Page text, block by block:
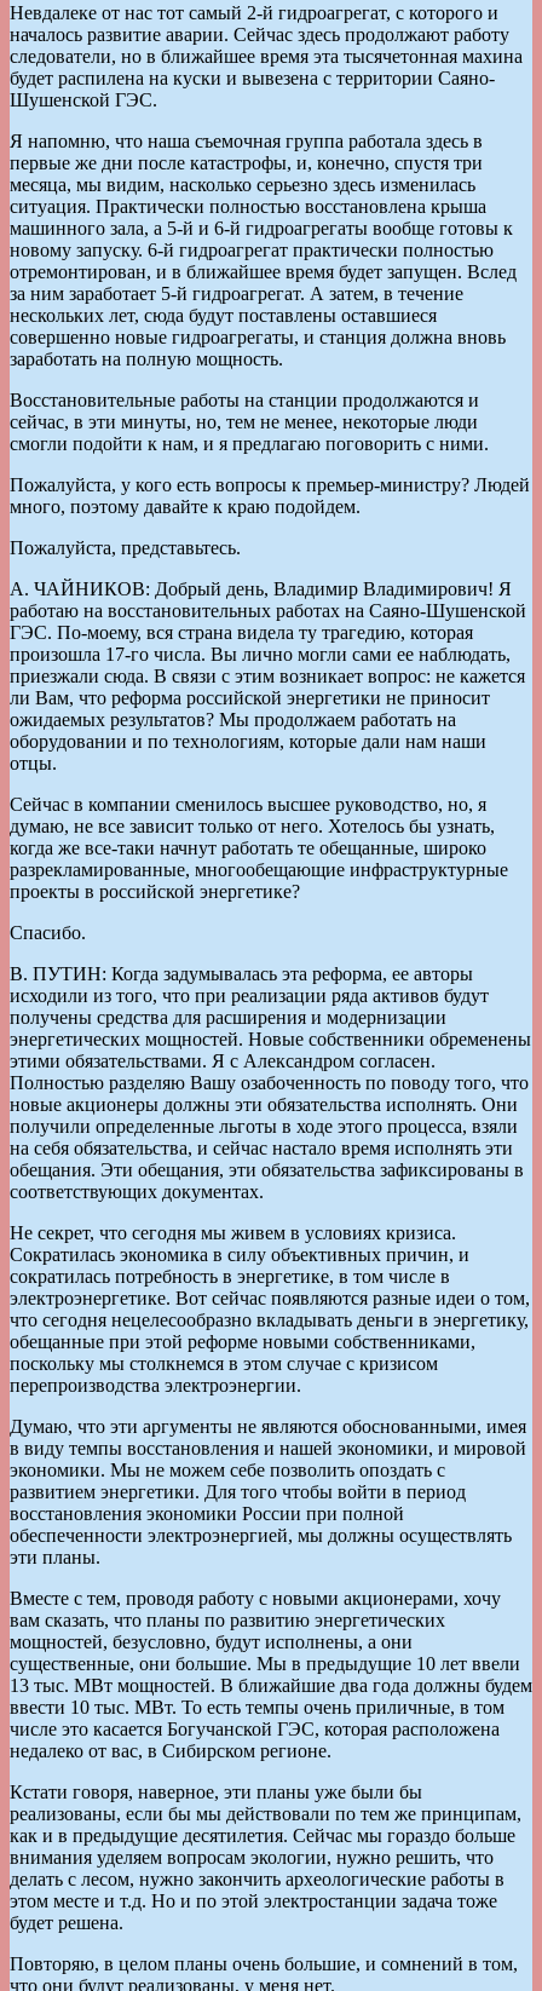
Невдалеке от нас тот самый 2-й гидроагрегат, с которого и
началось развитие аварии. Сейчас здесь продолжают работу
следователи, но в ближайшее время эта тысячетонная махина
будет распилена на куски и вывезена с территории Саяно-
Шушенской ГЭС.
Я напомню, что наша съемочная группа работала здесь в
первые же дни после катастрофы, и, конечно, спустя три
месяца, мы видим, насколько серьезно здесь изменилась
ситуация. Практически полностью восстановлена крыша
машинного зала, а 5-й и 6-й гидроагрегаты вообще готовы к
новому запуску. 6-й гидроагрегат практически полностью
отремонтирован, и в ближайшее время будет запущен. Вслед
за ним заработает 5-й гидроагрегат. А затем, в течение
нескольких лет, сюда будут поставлены оставшиеся
совершенно новые гидроагрегаты, и станция должна вновь
заработать на полную мощность.
Восстановительные работы на станции продолжаются и
сейчас, в эти минуты, но, тем не менее, некоторые люди
смогли подойти к нам, и я предлагаю поговорить с ними.
Пожалуйста, у кого есть вопросы к премьер-министру? Людей
много, поэтому давайте к краю подойдем.
Пожалуйста, представьтесь.
А. ЧАЙНИКОВ: Добрый день, Владимир Владимирович! Я
работаю на восстановительных работах на Саяно-Шушенской
ГЭС. По-моему, вся страна видела ту трагедию, которая
произошла 17-го числа. Вы лично могли сами ее наблюдать,
приезжали сюда. В связи с этим возникает вопрос: не кажется
ли Вам, что реформа российской энергетики не приносит
ожидаемых результатов? Мы продолжаем работать на
оборудовании и по технологиям, которые дали нам наши
отцы.
Сейчас в компании сменилось высшее руководство, но, я
думаю, не все зависит только от него. Хотелось бы узнать,
когда же все-таки начнут работать те обещанные, широко
разрекламированные, многообещающие инфраструктурные
проекты в российской энергетике?
Спасибо.
В. ПУТИН: Когда задумывалась эта реформа, ее авторы
исходили из того, что при реализации ряда активов будут
получены средства для расширения и модернизации
энергетических мощностей. Новые собственники обременены
этими обязательствами. Я с Александром согласен.
Полностью разделяю Вашу озабоченность по поводу того, что
новые акционеры должны эти обязательства исполнять. Они
получили определенные льготы в ходе этого процесса, взяли
на себя обязательства, и сейчас настало время исполнять эти
обещания. Эти обещания, эти обязательства зафиксированы в
соответствующих документах.
Не секрет, что сегодня мы живем в условиях кризиса.
Сократилась экономика в силу объективных причин, и
сократилась потребность в энергетике, в том числе в
электроэнергетике. Вот сейчас появляются разные идеи о том,
что сегодня нецелесообразно вкладывать деньги в энергетику,
обещанные при этой реформе новыми собственниками,
поскольку мы столкнемся в этом случае с кризисом
перепроизводства электроэнергии.
Думаю, что эти аргументы не являются обоснованными, имея
в виду темпы восстановления и нашей экономики, и мировой
экономики. Мы не можем себе позволить опоздать с
развитием энергетики. Для того чтобы войти в период
восстановления экономики России при полной
обеспеченности электроэнергией, мы должны осуществлять
эти планы.
Вместе с тем, проводя работу с новыми акционерами, хочу
вам сказать, что планы по развитию энергетических
мощностей, безусловно, будут исполнены, а они
существенные, они большие. Мы в предыдущие 10 лет ввели
13 тыс. МВт мощностей. В ближайшие два года должны будем
ввести 10 тыс. МВт. То есть темпы очень приличные, в том
числе это касается Богучанской ГЭС, которая расположена
недалеко от вас, в Сибирском регионе.
Кстати говоря, наверное, эти планы уже были бы
реализованы, если бы мы действовали по тем же принципам,
как и в предыдущие десятилетия. Сейчас мы гораздо больше
внимания уделяем вопросам экологии, нужно решить, что
делать с лесом, нужно закончить археологические работы в
этом месте и т.д. Но и по этой электростанции задача тоже
будет решена.
Повторяю, в целом планы очень большие, и сомнений в том,
что они будут реализованы, у меня нет.